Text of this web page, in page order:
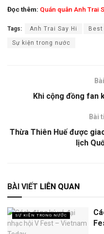
Đọc thêm: Quán quân Anh Trai
Tags: Anh Trai Say Hi Best
Sự kiện trong nước
Khi cộng đồng fan
Bài
Thừa Thiên Huế được
lịch
BÀI VIẾT LIÊN QUAN
SỰ KIỆN TRONG NƯỚC